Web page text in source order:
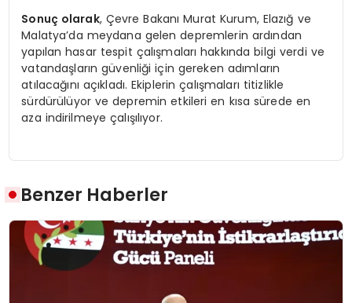
Sonuç olarak, Çevre Bakanı Murat Kurum, Elazığ ve
Malatya’da meydana gelen depremlerin ardından
yapılan hasar tespit çalışmaları hakkında bilgi verdi ve
vatandaşların güvenliği için gereken adımların
atılacağını açıkladı. Ekiplerin çalışmaları titizlikle
sürdürülüyor ve depremin etkileri en kısa sürede en
aza indirilmeye çalışılıyor.
Benzer Haberler